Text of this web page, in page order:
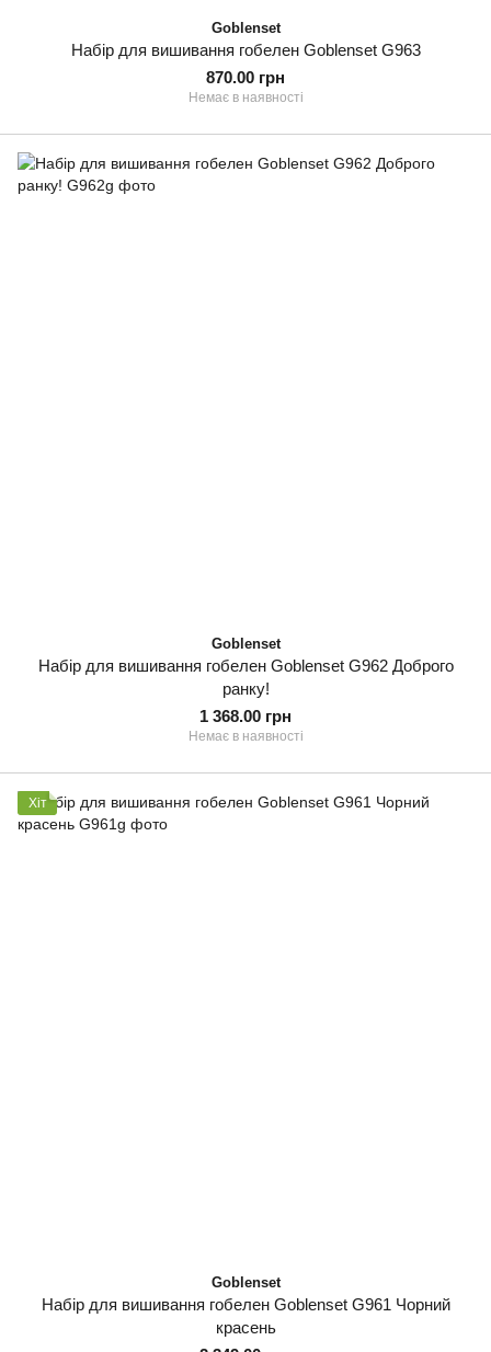
Goblenset
Набір для вишивання гобелен Goblenset G963
870.00 грн
Немає в наявності
Goblenset
Набір для вишивання гобелен Goblenset G962 Доброго
ранку!
1 368.00 грн
Немає в наявності
Хіт
Goblenset
Набір для вишивання гобелен Goblenset G961 Чорний
красень